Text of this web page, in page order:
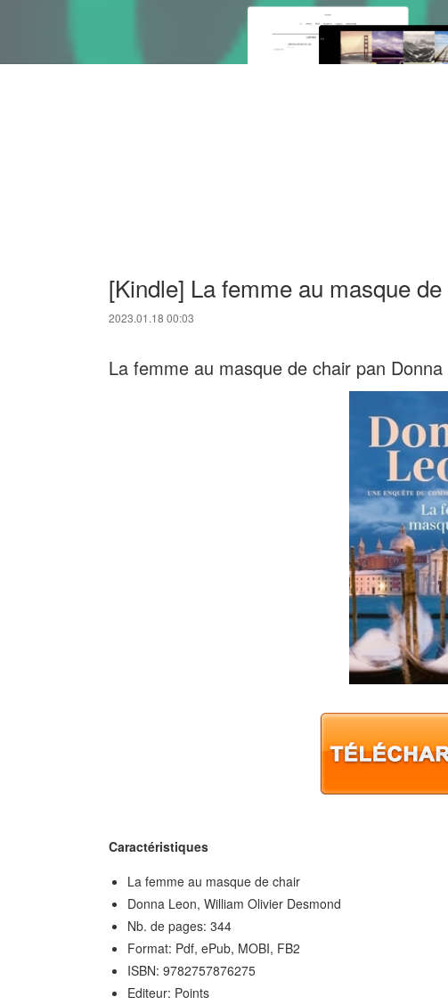
[Kindle] La femme au masque
2023.01.18 00:03
La femme au masque de chair pan
Caractéristiques
La femme au masque de chair
Donna Leon, William Olivier Desmond
Nb. de pages: 344
Format: Pdf, ePub, MOBI, FB2
ISBN: 9782757876275
Editeur: Points